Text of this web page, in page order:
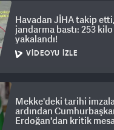
Havadan JİHA takip
jandarma bastı: 253
yakalandı!
VIDEOYU İZLE
Mekke'deki tarihi
ardından
Erdoğan'dan kritik